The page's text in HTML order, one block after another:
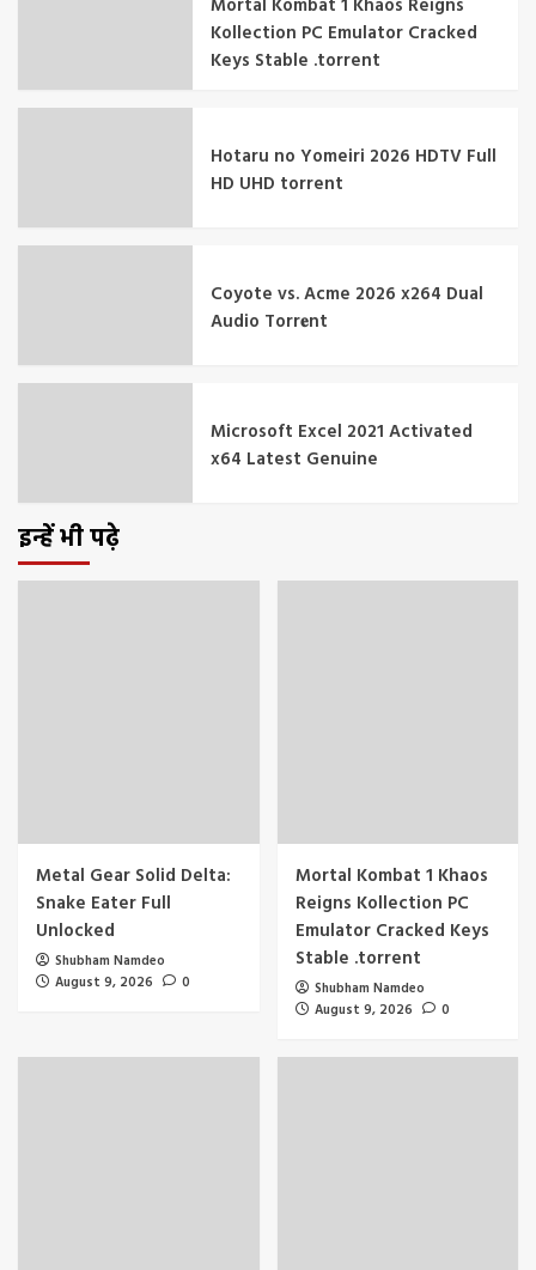
Mortal Kombat 1 Khaos Reigns
Kollection PC Emulator Cracked
Keys Stable .torrent
Hotaru no Yomeiri 2026 HDTV Full
HD UHD torrent
Coyote vs. Acme 2026 x264 Dual
Audio Torr𝐞nt
Microsoft Excel 2021 Activated
x64 Latest Genuine
इन्हें भी पढ़े
Metal Gear Solid Delta:
Snake Eater Full
Unlocked
Shubham Namdeo
August 9, 2026
0
Mortal Kombat 1 Khaos
Reigns Kollection PC
Emulator Cracked Keys
Stable .torrent
Shubham Namdeo
August 9, 2026
0